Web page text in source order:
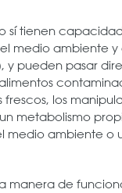
sí tienen
medio ambiente y
y pueden pasar
los
metabolismo
medio ambiente
manera de